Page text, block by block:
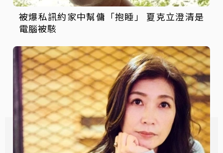
被爆私訊約家中幫傭「抱睡」 夏克立澄清是
電腦被駭